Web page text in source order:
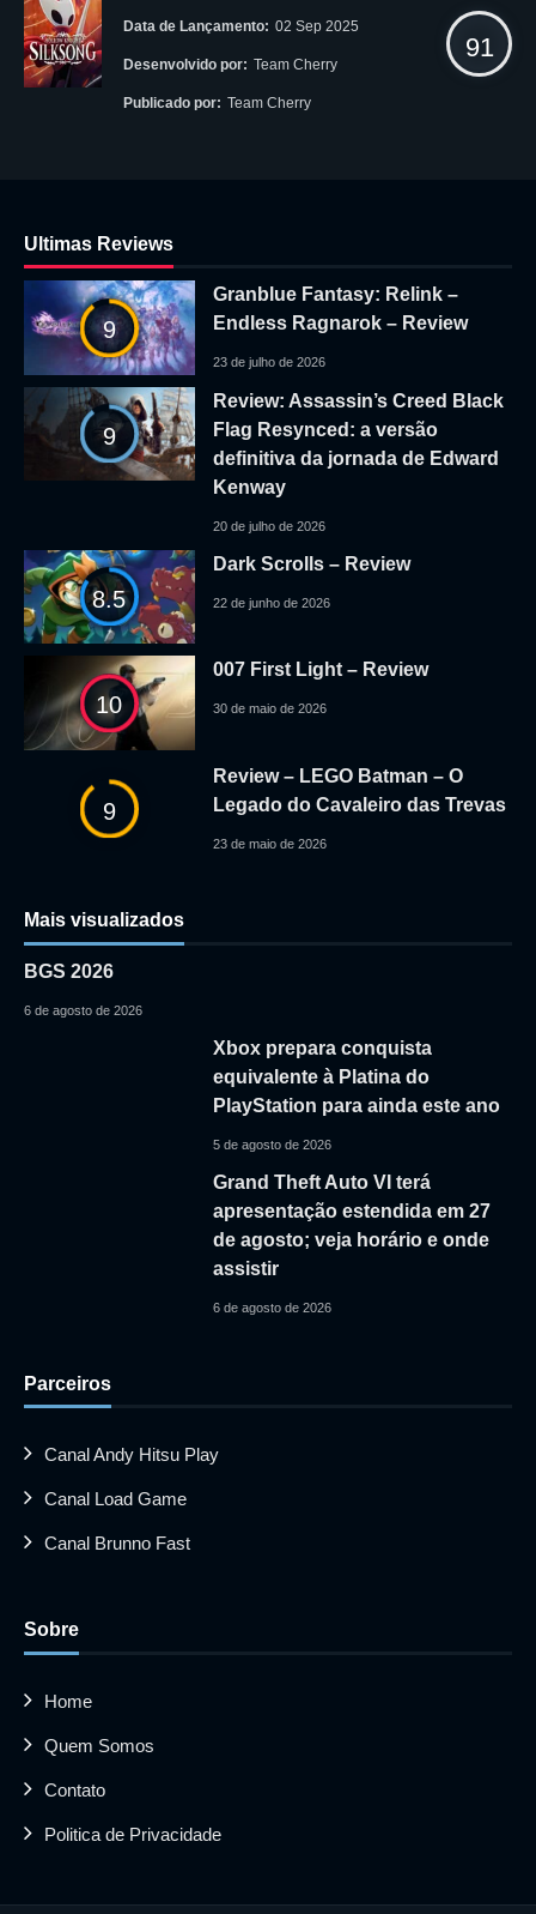
Data de Lançamento: 02 Sep 2025
Desenvolvido por: Team Cherry
Publicado por: Team Cherry
91
Ultimas Reviews
9
Granblue Fantasy: Relink –
Endless Ragnarok – Review
23 de julho de 2026
9
Review: Assassin’s Creed Black
Flag Resynced: a versão
definitiva da jornada de Edward
Kenway
20 de julho de 2026
8.5
Dark Scrolls – Review
22 de junho de 2026
10
007 First Light – Review
30 de maio de 2026
9
Review – LEGO Batman – O
Legado do Cavaleiro das Trevas
23 de maio de 2026
Mais visualizados
BGS 2026
6 de agosto de 2026
Xbox prepara conquista
equivalente à Platina do
PlayStation para ainda este ano
5 de agosto de 2026
Grand Theft Auto VI terá
apresentação estendida em 27
de agosto; veja horário e onde
assistir
6 de agosto de 2026
Parceiros
Canal Andy Hitsu Play
Canal Load Game
Canal Brunno Fast
Sobre
Home
Quem Somos
Contato
Politica de Privacidade